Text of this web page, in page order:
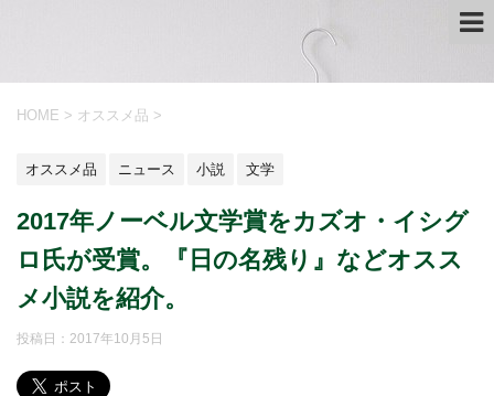
HOME > オススメ品 >
オススメ品 ニュース 小説 文学
2017年ノーベル文学賞をカズオ・イシグ
ロ氏が受賞。『日の名残り』などオスス
メ小説を紹介。
投稿日： 2017年10月5日